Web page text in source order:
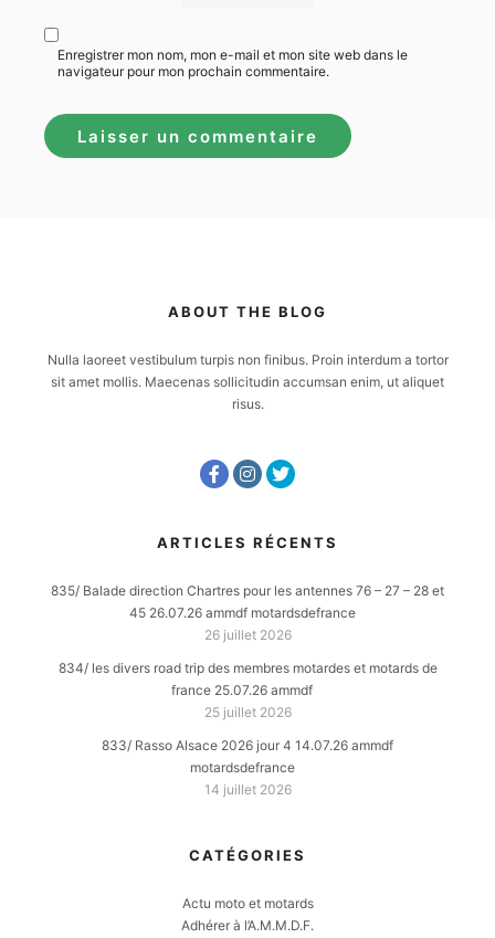
Enregistrer mon nom, mon e-mail et mon site web dans le
navigateur pour mon prochain commentaire.
ABOUT THE BLOG
Nulla laoreet vestibulum turpis non finibus. Proin interdum a tortor
sit amet mollis. Maecenas sollicitudin accumsan enim, ut aliquet
risus.
ARTICLES RÉCENTS
835/ Balade direction Chartres pour les antennes 76 – 27 – 28 et
45 26.07.26 ammdf motardsdefrance
26 juillet 2026
834/ les divers road trip des membres motardes et motards de
france 25.07.26 ammdf
25 juillet 2026
833/ Rasso Alsace 2026 jour 4 14.07.26 ammdf
motardsdefrance
14 juillet 2026
CATÉGORIES
Actu moto et motards
Adhérer à l’A.M.M.D.F.